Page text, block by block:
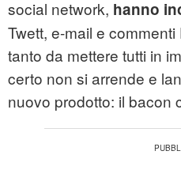
social network, hanno
Twett, e-mail e
tanto da mettere tutti in
certo non si arrende e
nuovo prodotto: il bacon